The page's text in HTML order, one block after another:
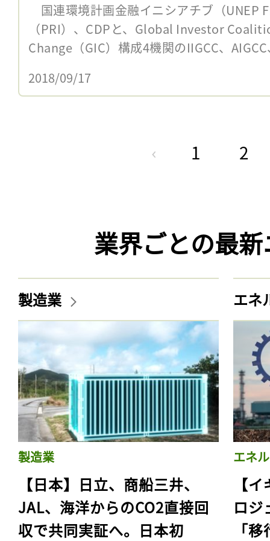
国連環境計画金融イニシアチブ（UNEP
（PRI）、CDPと、Global Investor
Change（GIC）構成4機関のIIGCC、
2018/09/17
1 2
業界ごとの最
製造業
製造業
【日本】日立、商船三井、
JAL、海洋からのCO2直接回
収で共同実証へ。日本初
エネ
エネ
【
ロジ
「